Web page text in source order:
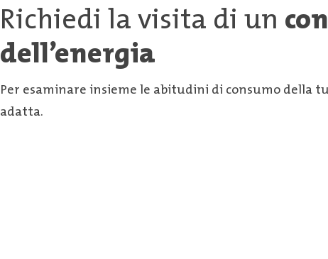
Richiedi la visita di un
dell’energia
Per esaminare insieme le abitudini di consumo della
adatta.